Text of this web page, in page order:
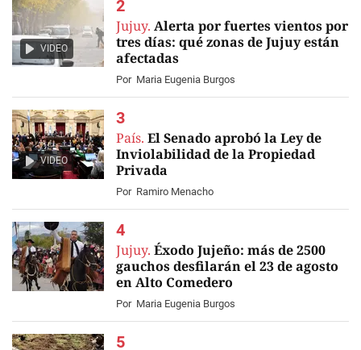
VIDEO
Jujuy. Alerta por fuertes vientos por
tres días: qué zonas de Jujuy están
afectadas
Por Maria Eugenia Burgos
VIDEO
País. El Senado aprobó la Ley de
Inviolabilidad de la Propiedad
Privada
Por Ramiro Menacho
Jujuy. Éxodo Jujeño: más de 2500
gauchos desfilarán el 23 de agosto
en Alto Comedero
Por Maria Eugenia Burgos